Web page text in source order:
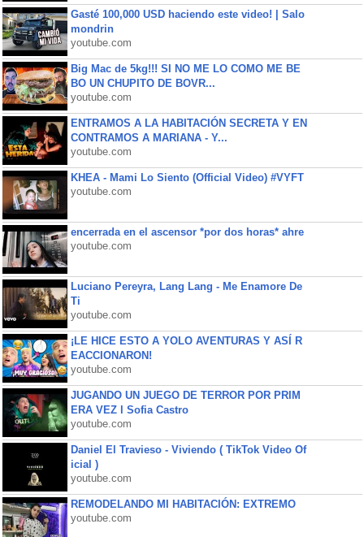
Gasté 100,000 USD haciendo este video! | Salo
mondrin
youtube.com
Big Mac de 5kg!!! SI NO ME LO COMO ME BE
BO UN CHUPITO DE BOVR...
youtube.com
ENTRAMOS A LA HABITACIÓN SECRETA Y EN
CONTRAMOS A MARIANA - Y...
youtube.com
KHEA - Mami Lo Siento (Official Video) #VYFT
youtube.com
encerrada en el ascensor *por dos horas* ahre
youtube.com
Luciano Pereyra, Lang Lang - Me Enamore De
Ti
youtube.com
¡LE HICE ESTO A YOLO AVENTURAS Y ASÍ R
EACCIONARON!
youtube.com
JUGANDO UN JUEGO DE TERROR POR PRIM
ERA VEZ l Sofia Castro
youtube.com
Daniel El Travieso - Viviendo ( TikTok Video Of
icial )
youtube.com
REMODELANDO MI HABITACIÓN: EXTREMO
youtube.com